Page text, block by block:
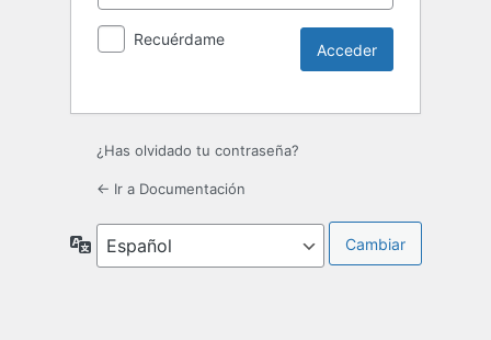
Recuérdame
¿Has olvidado tu contraseña?
← Ir a Documentación
Idioma